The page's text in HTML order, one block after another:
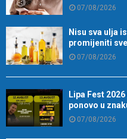
07/08/2026
Nisu sva ulja
promijeniti sve
07/08/2026
Lipa Fest
ponovo u
07/08/2026